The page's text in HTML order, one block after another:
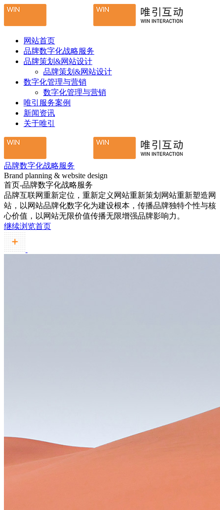
网站首页
品牌数字化战略服务
品牌策划&网站设计
品牌策划&网站设计
数字化管理与营销
数字化管理与营销
唯引服务案例
新闻资讯
关于唯引
品牌数字化战略服务
Brand planning & website design
首页-品牌数字化战略服务
品牌互联网重新定位，重新定义网站重新策划网站重新塑造网
站，以网站品牌化数字化为建设根本，传播品牌独特个性与核
心价值，以网站无限价值传播无限增强品牌影响力。
继续浏览首页